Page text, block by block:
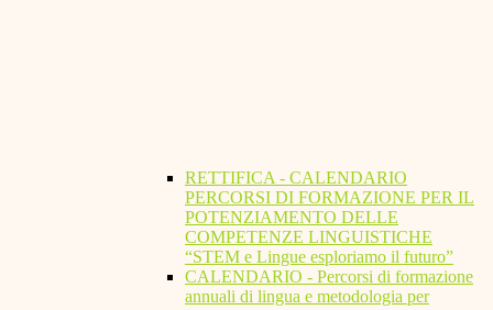
RETTIFICA - CALENDARIO
PERCORSI DI FORMAZIONE PER IL
POTENZIAMENTO DELLE
COMPETENZE LINGUISTICHE
“STEM e Lingue esploriamo il futuro”
CALENDARIO - Percorsi di formazione
annuali di lingua e metodologia per